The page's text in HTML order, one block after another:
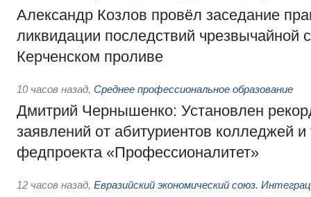
Александр Козлов провёл заседание
ликвидации последствий чрезвычайной
Керченском проливе
10 часов назад, Среднее профессиональное образование
Дмитрий Чернышенко: Установлен
заявлений от абитуриентов колледжей и
федпроекта «Профессионалитет»
12 часов назад, Евразийский экономический союз.